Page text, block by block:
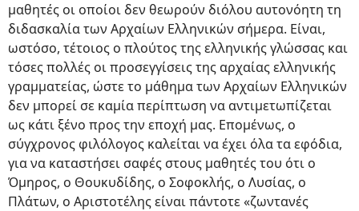
μαθητές οι οποίοι δεν θεωρούν διόλου αυτονόητη τη
διδασκαλία των Αρχαίων Ελληνικών σήμερα. Είναι,
ωστόσο, τέτοιος ο πλούτος της ελληνικής γλώσσας και
τόσες πολλές οι προσεγγίσεις της αρχαίας ελληνικής
γραμματείας, ώστε το μάθημα των Αρχαίων Ελληνικών
δεν μπορεί σε καμία περίπτωση να αντιμετωπίζεται
ως κάτι ξένο προς την εποχή μας. Επομένως, ο
σύγχρονος φιλόλογος καλείται να έχει όλα τα εφόδια,
για να καταστήσει σαφές στους μαθητές του ότι ο
Όμηρος, ο Θουκυδίδης, ο Σοφοκλής, ο Λυσίας, ο
Πλάτων, ο Αριστοτέλης είναι πάντοτε «ζωντανές